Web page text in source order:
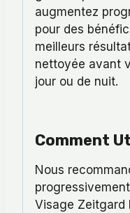
augmentez
pour des
meilleurs
nettoyée avant
jour ou de nuit.
Comment
Nous
Visage Zeitgard